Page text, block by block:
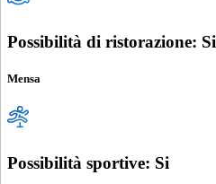
Possibilità di ristorazione: Si
Mensa
Possibilità sportive: Si